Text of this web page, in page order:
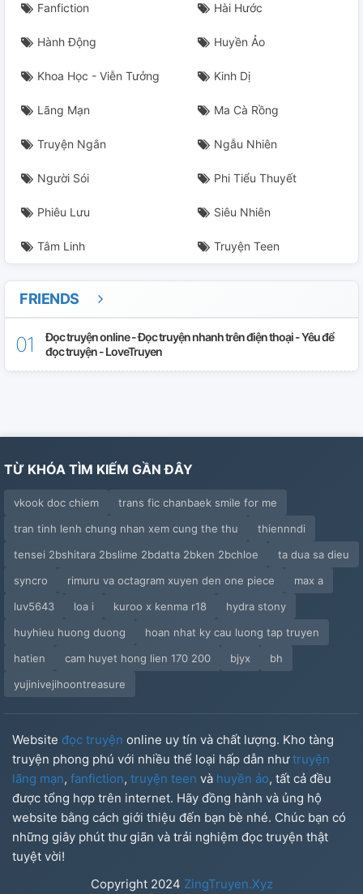
Fanfiction Hài Hước
Hành Động Huyền Ảo
Khoa Học - Viễn Tưởng Kinh Dị
Lãng Mạn Ma Cà Rồng
Truyện Ngắn Ngẫu Nhiên
Người Sói Phi Tiểu Thuyết
Phiêu Lưu Siêu Nhiên
Tâm Linh Truyện Teen
FRIENDS
Đọc truyện online - Đọc truyện nhanh trên điện thoại - Yêu để
đọc truyện - LoveTruyen
TỪ KHÓA TÌM KIẾM GẦN ĐÂY
vkook doc chiem
trans fic chanbaek smile for me
tran tinh lenh chung nhan xem cung the thu
thiennndi
tensei 2bshitara 2bslime 2bdatta 2bken 2bchloe
ta dua sa dieu
syncro
rimuru va octagram xuyen den one piece
max a
luv5643
loa i kuroo x kenma r18
hydra stony
huyhieu huong duong
hoan nhat ky cau luong tap truyen
hatien
cam huyet hong lien 170 200 bjyx
bh
yujinivejihoontreasure
Website đọc truyện online uy tín và chất lượng. Kho tàng
truyện phong phú với nhiều thể loại hấp dẫn nhưtruyện
lãng mạn, fanfiction, truyện teen và huyền ảo, tất cả đều
được tổng hợp trên internet. Hãy đồng hành và ủng hộ
website bằng cách giới thiệu đến bạn bè nhé. Chúc bạn có
những giây phút thư giãn và trải nghiệm đọc truyện thật
tuyệt vời!
Copyright 2024 ZingTruyen.Xyz